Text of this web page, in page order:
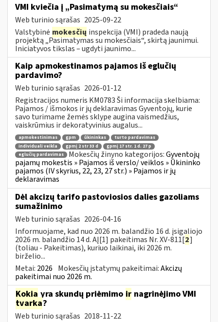
VMI kviečia į „Pasimatymą su mokesčiais“
Web turinio sąrašas 2025-09-22
Valstybinė mokesčių inspekcija (VMI) pradeda naują
projektą „Pasimatymas su mokesčiais“, skirtą jaunimui.
Iniciatyvos tikslas – ugdyti jaunimo...
Kaip apmokestinamos pajamos iš eglučių
pardavimo?
Web turinio sąrašas 2026-01-12
Registracijos numeris KM0783 Ši informacija skelbiama:
Pajamos / išmokos ir jų deklaravimas Gyventojų, kurie
savo turimame žemės sklype augina vaismedžius,
vaiskrūmius ir dekoratyvinius augalus...
apmokestinimas gpm ūkininkas
turto pardavimas
individuali veikla
gpmį 2 str 33 d
gpmį 17 str. 1 d. 27 p
eglučių pardavimas
Mokesčių žinyno kategorijos:Gyventojų
pajamų mokestis » Pajamos iš verslo/ veiklos » Ūkininko
pajamos (IV skyrius, 22, 23, 27 str.) » Pajamos ir jų
deklaravimas
Dėl akcizų tarifo pastoviosios dalies gazoliams
sumažinimo
Web turinio sąrašas 2026-04-16
Informuojame, kad nuo 2026 m. balandžio 16 d. įsigaliojo
2026 m. balandžio 14 d. AĮ[1] pakeitimas Nr. XV-811[2]
(toliau - Pakeitimas), kuriuo laikinai, iki 2026 m.
birželio...
Metai: 2026 Mokesčių įstatymų pakeitimai:Akcizų
pakeitimai nuo 2026 m.
Kokia yra skundų priėmimo ir nagrinėjimo VMI
tvarka?
Web turinio sąrašas 2018-11-22